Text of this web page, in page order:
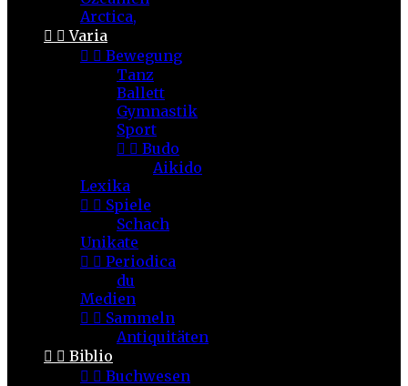
Arctica,
  Varia
  Bewegung
Tanz
Ballett
Gymnastik
Sport
  Budo
Aikido
Lexika
  Spiele
Schach
Unikate
  Periodica
du
Medien
  Sammeln
Antiquitäten
  Biblio
  Buchwesen